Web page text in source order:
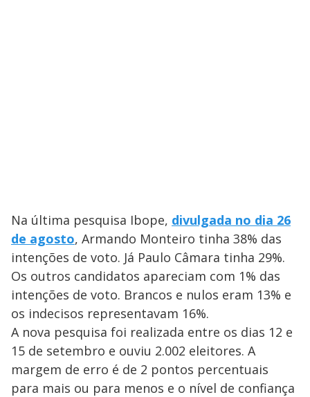
Na última pesquisa Ibope, divulgada no dia 26
de agosto, Armando Monteiro tinha 38% das
intenções de voto. Já Paulo Câmara tinha 29%.
Os outros candidatos apareciam com 1% das
intenções de voto. Brancos e nulos eram 13% e
os indecisos representavam 16%.
A nova pesquisa foi realizada entre os dias 12 e
15 de setembro e ouviu 2.002 eleitores. A
margem de erro é de 2 pontos percentuais
para mais ou para menos e o nível de confiança